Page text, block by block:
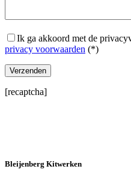
Ik ga akkoord met de
privacy voorwaarden (*)
[recaptcha]
Bleijenberg Kitwerken